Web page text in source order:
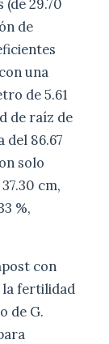
29.70
de
una
de 5.61
de raíz de
del 86.67
solo
cm,
%,
con
la fertilidad
de G.